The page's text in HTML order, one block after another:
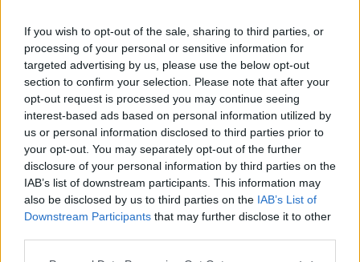
If you wish to opt-out of the sale, sharing to third parties, or
processing of your personal or sensitive information for
targeted advertising by us, please use the below opt-out
section to confirm your selection. Please note that after your
opt-out request is processed you may continue seeing
interest-based ads based on personal information utilized by
us or personal information disclosed to third parties prior to
your opt-out. You may separately opt-out of the further
disclosure of your personal information by third parties on the
IAB’s list of downstream participants. This information may
also be disclosed by us to third parties on the IAB’s List of
Downstream Participants that may further disclose it to other
Sutinku sutaisyklėmis
This site is protected by
reCAPTCHA and the Google
Privacy PolicyandTerms of
Serviceapply.